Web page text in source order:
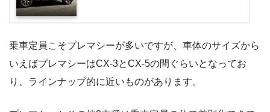
乗車定員こそプレマシーが多いですが、車体のサイズから
いえばプレマシーはCX-3とCX-5の間ぐらいとなってお
り、ラインナップ的に近いものがあります。